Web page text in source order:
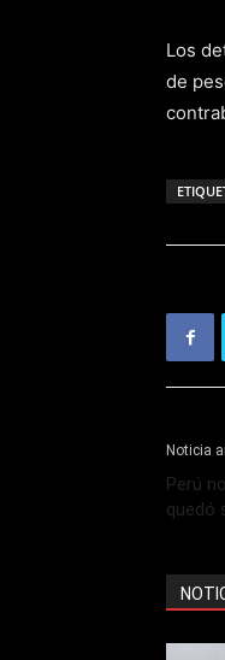
Los
de
Noticia
Perú
quedó